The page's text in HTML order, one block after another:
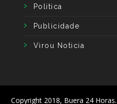
Politica
Publicidade
Virou Noticia
Copyright 2018, Buera 24 Horas